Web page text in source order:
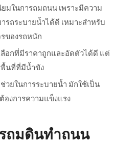
มในการถมถนน เพราะมีความ
รถระบายน้ำได้ดี เหมาะสำหรับ
ของรถหนัก
ลือกที่มีราคาถูกและอัดตัวได้ดี แต่
พื้นที่ที่มีน้ำขัง
วยในการระบายน้ำ มักใช้เป็น
งการความแข็งแรง
ถมดินทำถนน